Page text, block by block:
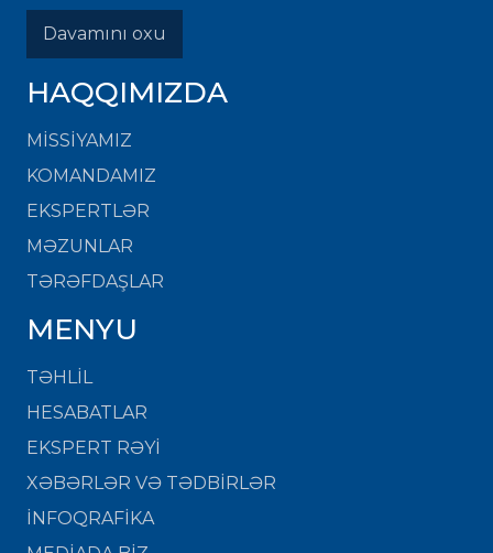
Davamını oxu
HAQQIMIZDA
MISSIYAMIZ
KOMANDAMIZ
EKSPERTLƏR
MƏZUNLAR
TƏRƏFDAŞLAR
MENYU
TƏHLİL
HESABATLAR
EKSPERT RƏYİ
XƏBƏRLƏR VƏ TƏDBİRLƏR
İNFOQRAFİKA